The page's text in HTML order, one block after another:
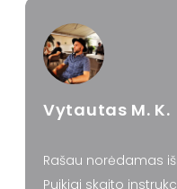
Vytautas M. K.
Rašau norėdamas
Puikiai skaito